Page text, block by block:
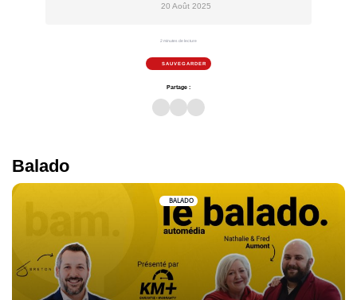
20 Août 2025
2 minutes de lecture
SAUVEGARDER
Partage :
Balado
BALADO